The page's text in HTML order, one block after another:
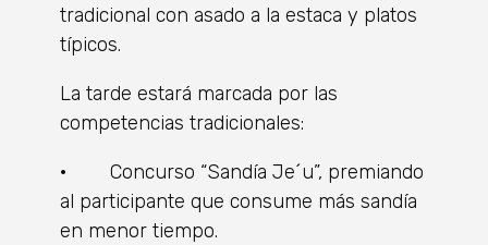
tradicional con asado a la estaca y platos
típicos.
La tarde estará marcada por las
competencias tradicionales:
· Concurso “Sandía Je´u”, premiando
al participante que consume más sandía
en menor tiempo.